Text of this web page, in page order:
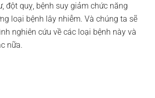
đột quỵ, bệnh suy giảm chức năng
loại bệnh lây nhiễm. Và chúng ta sẽ
nghiên cứu về các loại bệnh này và
nữa.